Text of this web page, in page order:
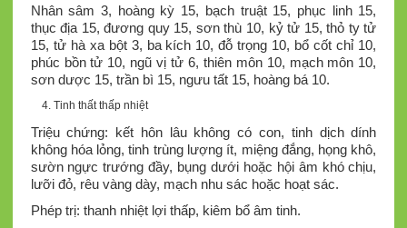
Nhân sâm 3, hoàng kỳ 15, bạch truật 15, phục linh 15,
thục địa 15, đương quy 15, sơn thù 10, kỷ tử 15, thỏ ty tử
15, tử hà xa bột 3, ba kích 10, đỗ trọng 10, bổ cốt chỉ 10,
phúc bồn tử 10, ngũ vị tử 6, thiên môn 10, mạch môn 10,
sơn dược 15, trần bì 15, ngưu tất 15, hoàng bá 10.
Tinh thất thấp nhiệt
Triệu chứng: kết hôn lâu không có con, tinh dịch dính
không hóa lỏng, tinh trùng lượng ít, miệng đắng, họng khô,
sườn ngực trướng đầy, bụng dưới hoặc hội âm khó chịu,
lưỡi đỏ, rêu vàng dày, mạch nhu sác hoặc hoạt sác.
Phép trị: thanh nhiệt lợi thấp, kiêm bổ âm tinh.